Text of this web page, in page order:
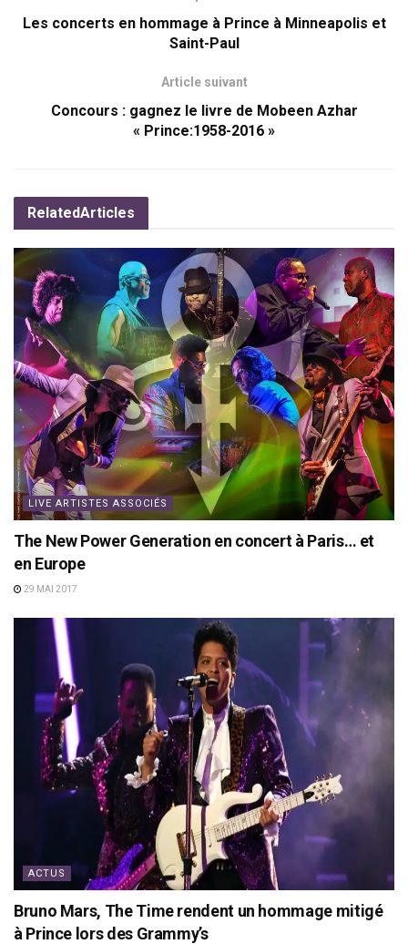
Les concerts en hommage à Prince à Minneapolis et
Saint-Paul
Article suivant
Concours : gagnez le livre de Mobeen Azhar
« Prince:1958-2016 »
RelatedArticles
LIVE ARTISTES ASSOCIÉS
The New Power Generation en concert à Paris… et
en Europe
29 MAI 2017
ACTUS
Bruno Mars, The Time rendent un hommage mitigé
à Prince lors des Grammy’s